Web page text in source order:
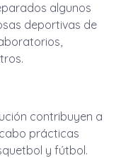
algunos
deportivas de
contribuyen a
prácticas
y fútbol.